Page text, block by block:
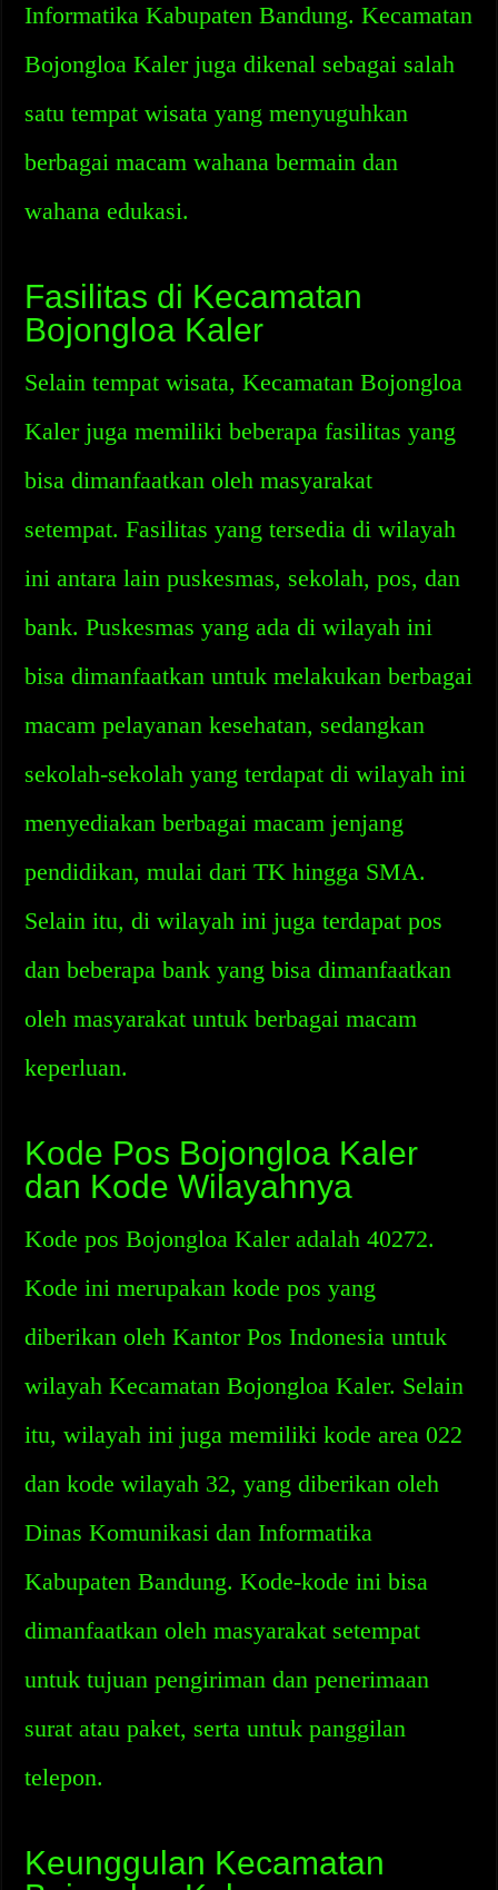
Informatika Kabupaten Bandung. Kecamatan
Bojongloa Kaler juga dikenal sebagai salah
satu tempat wisata yang menyuguhkan
berbagai macam wahana bermain dan
wahana edukasi.
Fasilitas di Kecamatan
Bojongloa Kaler
Selain tempat wisata, Kecamatan Bojongloa
Kaler juga memiliki beberapa fasilitas yang
bisa dimanfaatkan oleh masyarakat
setempat. Fasilitas yang tersedia di wilayah
ini antara lain puskesmas, sekolah, pos, dan
bank. Puskesmas yang ada di wilayah ini
bisa dimanfaatkan untuk melakukan berbagai
macam pelayanan kesehatan, sedangkan
sekolah-sekolah yang terdapat di wilayah ini
menyediakan berbagai macam jenjang
pendidikan, mulai dari TK hingga SMA.
Selain itu, di wilayah ini juga terdapat pos
dan beberapa bank yang bisa dimanfaatkan
oleh masyarakat untuk berbagai macam
keperluan.
Kode Pos Bojongloa Kaler
dan Kode Wilayahnya
Kode pos Bojongloa Kaler adalah 40272.
Kode ini merupakan kode pos yang
diberikan oleh Kantor Pos Indonesia untuk
wilayah Kecamatan Bojongloa Kaler. Selain
itu, wilayah ini juga memiliki kode area 022
dan kode wilayah 32, yang diberikan oleh
Dinas Komunikasi dan Informatika
Kabupaten Bandung. Kode-kode ini bisa
dimanfaatkan oleh masyarakat setempat
untuk tujuan pengiriman dan penerimaan
surat atau paket, serta untuk panggilan
telepon.
Keunggulan Kecamatan